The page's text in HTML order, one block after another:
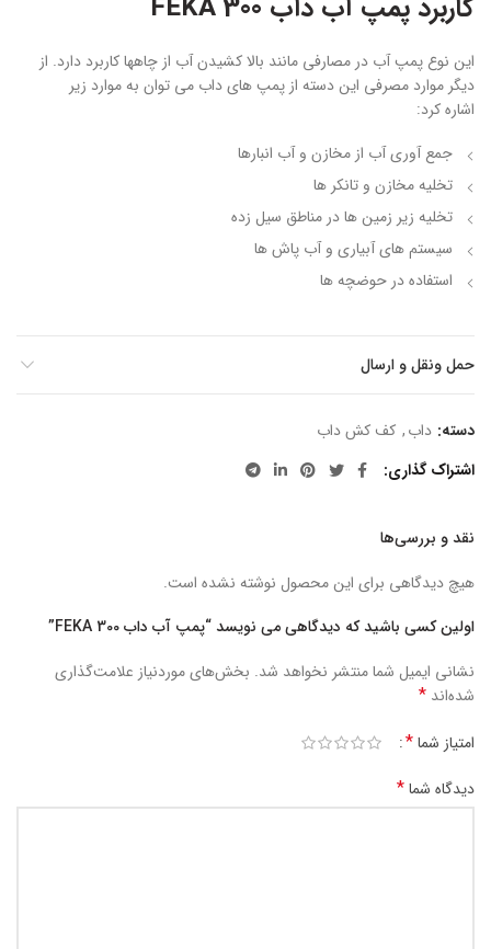
کاربرد پمپ آب داب FEKA 300
این نوع پمپ آب در مصارفی مانند بالا کشیدن آب از چاهها کاربرد دارد. از
دیگر موارد مصرفی این دسته از پمپ های داب می توان به موارد زیر
اشاره کرد:
جمع آوری آب از مخازن و آب انبارها
تخلیه مخازن و تانکر ها
تخلیه زیر زمین ها در مناطق سیل زده
سیستم های آبیاری و آب پاش ها
استفاده در حوضچه ها
حمل ونقل و ارسال
دسته: داب, کف کش داب
اشتراک گذاری
نقد و بررسی‌ها
هیچ دیدگاهی برای این محصول نوشته نشده است.
اولین کسی باشید که دیدگاهی می نویسد “پمپ آب داب FEKA 300”
نشانی ایمیل شما منتشر نخواهد شد. بخش‌های موردنیاز علامت‌گذاری
شده‌اند *
امتیاز شما*
دیدگاه شما*